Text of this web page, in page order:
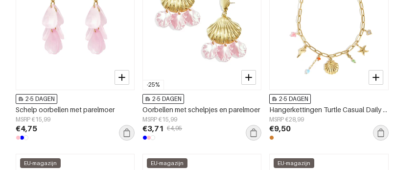
2-5 DAGEN
Schelp oorbellen met parelmoer
MSRP €15,99
€4,75
-25%
2-5 DAGEN
Oorbellen met schelpjes en parelmoer
MSRP €15,99
€3,71 €4,95
2-5 DAGEN
Hangerkettingen Turtle Casual Daily Simple Series Damessieraden
MSRP €28,99
€9,50
EU-magazijn EU-magazijn EU-magazijn